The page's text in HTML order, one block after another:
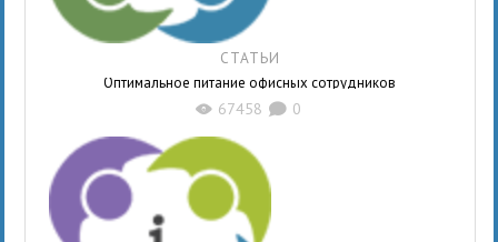
СТАТЬИ
Оптимальное питание офисных сотрудников
X 67458 K 0